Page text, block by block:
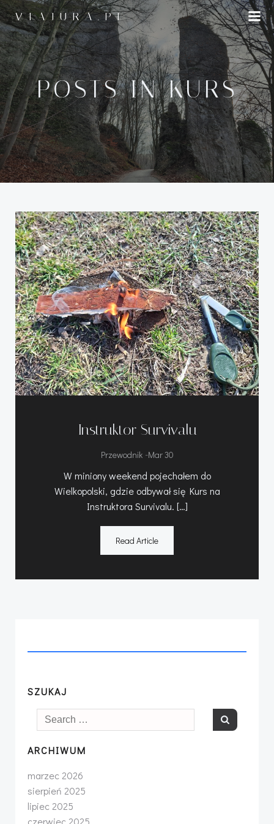
Przejdź
do
treści
VIAJURA.PL
POSTS IN KURS
Instruktor Survivalu
Przewodnik -Mar 30
W miniony weekend pojechałem do
Wielkopolski, gdzie odbywał się Kurs na
Instruktora Survivalu. […]
Read Article
SZUKAJ
Search
for:
ARCHIWUM
marzec 2026
sierpień 2025
lipiec 2025
czerwiec 2025